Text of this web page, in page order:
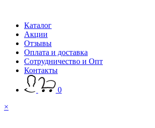
Каталог
Акции
Отзывы
Оплата и доставка
Сотрудничество и Опт
Контакты
0
×